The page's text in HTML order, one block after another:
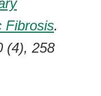
Fibrosis.
(4), 258